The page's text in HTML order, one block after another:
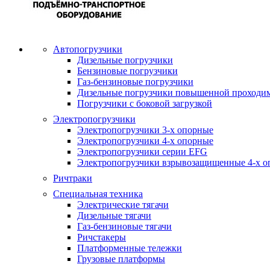
Автопогрузчики
Дизельные погрузчики
Бензиновые погрузчики
Газ-бензиновые погрузчики
Дизельные погрузчики повышенной
Погрузчики с боковой загрузкой
Электропогрузчики
Электропогрузчики 3-х опорные
Электропогрузчики 4-х опорные
Электропогрузчики серии EFG
Электропогрузчики взрывозащищенные 4-х
Ричтраки
Специальная техника
Электрические тягачи
Дизельные тягачи
Газ-бензиновые тягачи
Ричстакеры
Платформенные тележки
Грузовые платформы